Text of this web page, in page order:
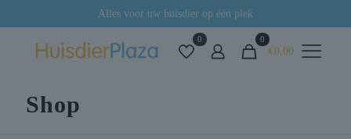
Alles voor uw huisdier op één plek
0 0
€0,00
Shop